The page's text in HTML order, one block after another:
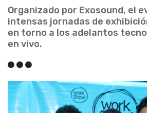
Organizado por Exosound, el
intensas jornadas de
en torno a los adelantos
en vivo.